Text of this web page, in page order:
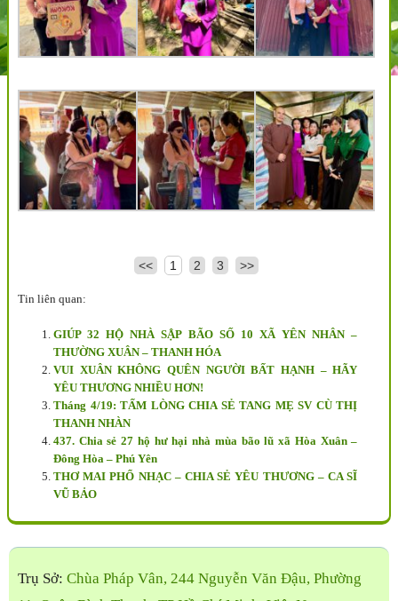
<< 1 2 3 >>
Tin liên quan:
GIÚP 32 HỘ NHÀ SẬP BÃO SỐ 10 XÃ YÊN NHÂN –
THƯỜNG XUÂN – THANH HÓA
VUI XUÂN KHÔNG QUÊN NGƯỜI BẤT HẠNH – HÃY
YÊU THƯƠNG NHIỀU HƠN!
Tháng 4/19: TẤM LÒNG CHIA SẺ TANG MẸ SV CÙ THỊ
THANH NHÀN
437. Chia sẻ 27 hộ hư hại nhà mùa bão lũ xã Hòa Xuân –
Đông Hòa – Phú Yên
THƠ MAI PHỔ NHẠC – CHIA SẺ YÊU THƯƠNG – CA SĨ
VŨ BẢO
Trụ Sở: Chùa Pháp Vân, 244 Nguyễn Văn Đậu, Phường